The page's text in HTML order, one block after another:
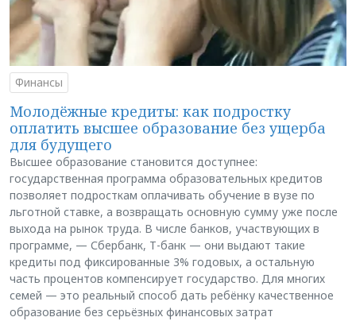
Финансы
Молодёжные кредиты: как подростку
оплатить высшее образование без ущерба
для будущего
Высшее образование становится доступнее:
государственная программа образовательных кредитов
позволяет подросткам оплачивать обучение в вузе по
льготной ставке, а возвращать основную сумму уже после
выхода на рынок труда. В числе банков, участвующих в
программе, — Сбербанк, Т-банк — они выдают такие
кредиты под фиксированные 3% годовых, а остальную
часть процентов компенсирует государство. Для многих
семей — это реальный способ дать ребёнку качественное
образование без серьёзных финансовых затрат